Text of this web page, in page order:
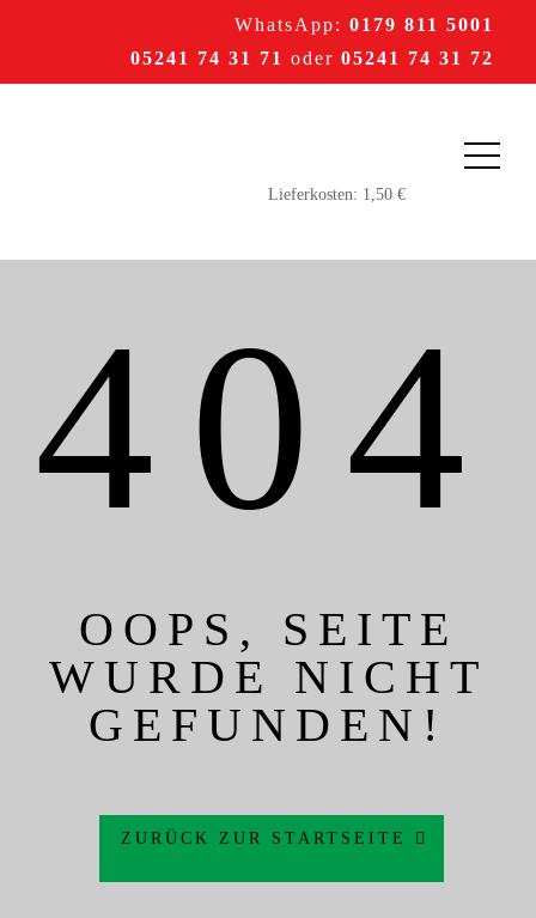
WhatsApp: 0179 811 5001
05241 74 31 71 oder 05241 74 31 72
404
OOPS, SEITE
WURDE NICHT
GEFUNDEN!
ZURÜCK ZUR STARTSEITE